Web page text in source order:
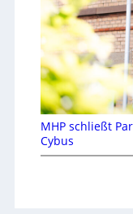
MHP schließt
Cybus